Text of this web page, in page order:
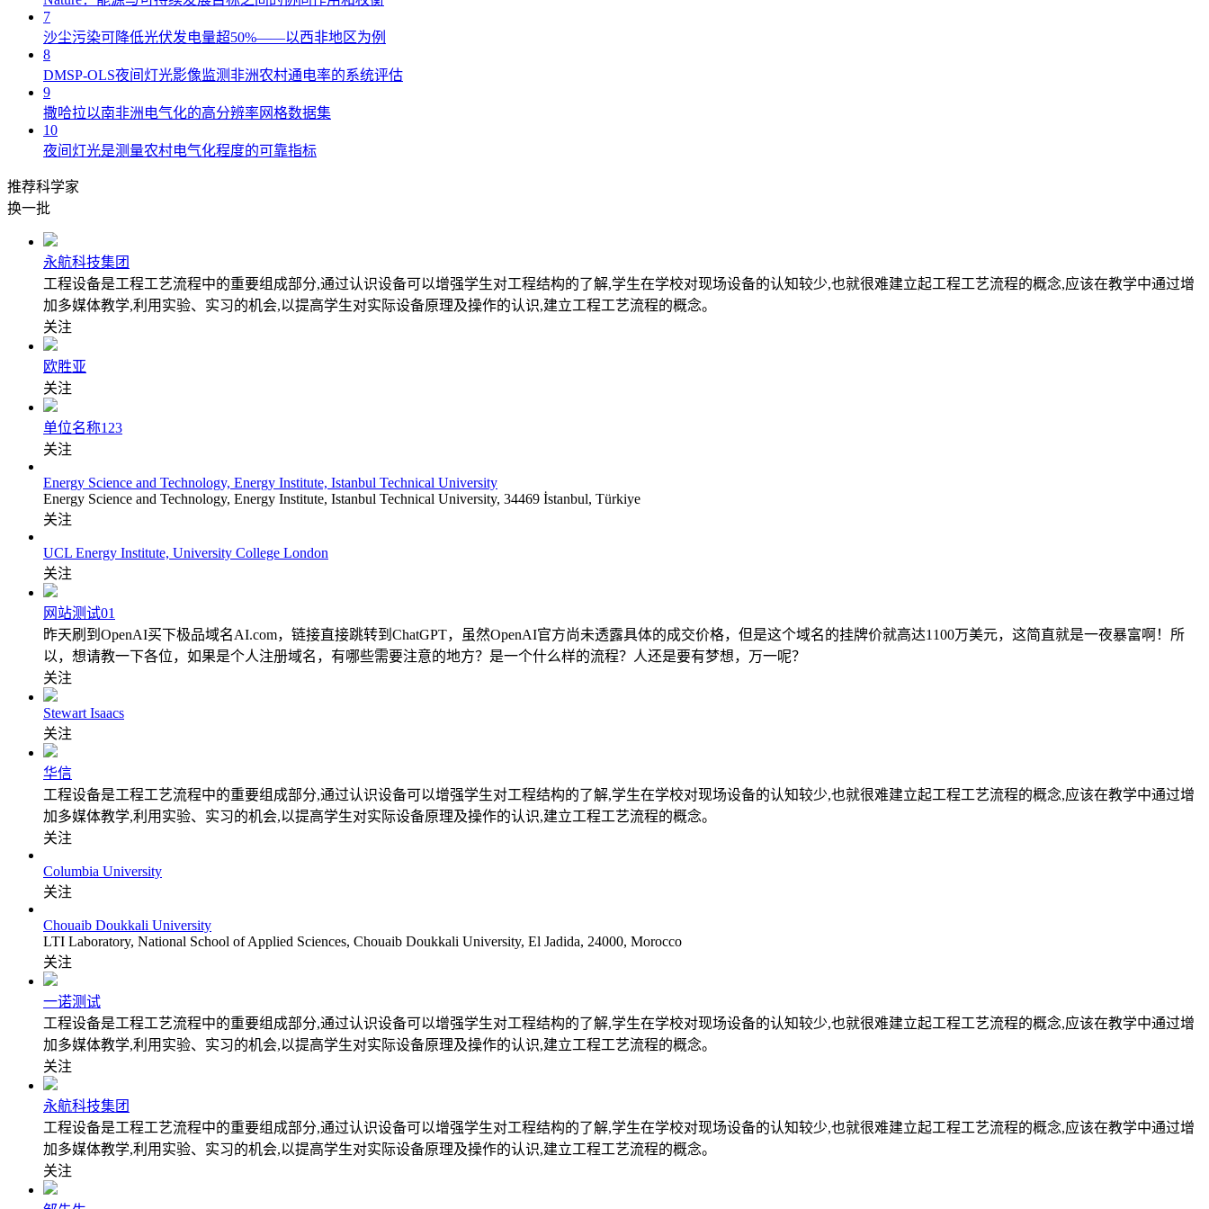
7
沙尘污染可降低光伏发电量超50%——以西非地区为例
8
DMSP-OLS夜间灯光影像监测非洲农村通电率的系统评估
9
撒哈拉以南非洲电气化的高分辨率网格数据集
10
夜间灯光是测量农村电气化程度的可靠指标
推荐科学家
换一批
永航科技集团
工程设备是工程工艺流程中的重要组成部分,通过认识设备可以增强学生对工程结构的了解,学生在学校对现场设备的认知较少,也就很难建立起工程工艺流程的概念,应该在教学中通过增
加多媒体教学,利用实验、实习的机会,以提高学生对实际设备原理及操作的认识,建立工程工艺流程的概念。
关注
欧胜亚
关注
单位名称123
关注
Energy Science and Technology, Energy Institute, Istanbul Technical University
Energy Science and Technology, Energy Institute, Istanbul Technical University, 34469 İstanbul, Türkiye
关注
UCL Energy Institute, University College London
关注
网站测试01
昨天刷到OpenAI买下极品域名AI.com，链接直接跳转到ChatGPT，虽然OpenAI官方尚未透露具体的成交价格，但是这个域名的挂牌价就高达1100万美元，这简直就是一夜暴富啊！所
以，想请教一下各位，如果是个人注册域名，有哪些需要注意的地方？是一个什么样的流程？人还是要有梦想，万一呢？
关注
Stewart Isaacs
关注
华信
工程设备是工程工艺流程中的重要组成部分,通过认识设备可以增强学生对工程结构的了解,学生在学校对现场设备的认知较少,也就很难建立起工程工艺流程的概念,应该在教学中通过增
加多媒体教学,利用实验、实习的机会,以提高学生对实际设备原理及操作的认识,建立工程工艺流程的概念。
关注
Columbia University
关注
Chouaib Doukkali University
LTI Laboratory, National School of Applied Sciences, Chouaib Doukkali University, El Jadida, 24000, Morocco
关注
一诺测试
工程设备是工程工艺流程中的重要组成部分,通过认识设备可以增强学生对工程结构的了解,学生在学校对现场设备的认知较少,也就很难建立起工程工艺流程的概念,应该在教学中通过增
加多媒体教学,利用实验、实习的机会,以提高学生对实际设备原理及操作的认识,建立工程工艺流程的概念。
关注
永航科技集团
工程设备是工程工艺流程中的重要组成部分,通过认识设备可以增强学生对工程结构的了解,学生在学校对现场设备的认知较少,也就很难建立起工程工艺流程的概念,应该在教学中通过增
加多媒体教学,利用实验、实习的机会,以提高学生对实际设备原理及操作的认识,建立工程工艺流程的概念。
关注